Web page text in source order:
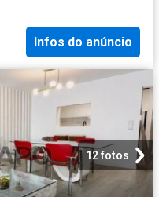
Infos do anúncio
12 fotos